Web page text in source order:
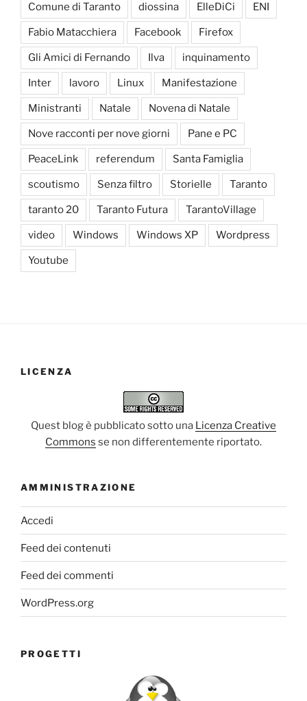
Comune di Taranto diossina ElleDiCi ENI
Fabio Matacchiera Facebook Firefox
Gli Amici di Fernando Ilva inquinamento
Inter lavoro Linux Manifestazione
Ministranti Natale Novena di Natale
Nove racconti per nove giorni Pane e PC
PeaceLink referendum Santa Famiglia
scoutismo Senza filtro Storielle Taranto
taranto 20 Taranto Futura TarantoVillage
video Windows Windows XP Wordpress
Youtube
LICENZA
Quest blog è pubblicato sotto una Licenza Creative
Commons se non differentemente riportato.
AMMINISTRAZIONE
Accedi
Feed dei contenuti
Feed dei commenti
WordPress.org
PROGETTI